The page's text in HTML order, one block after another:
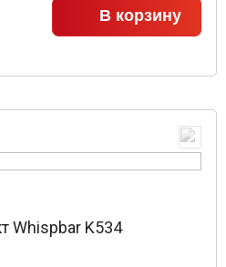
В корзину
Whispbar K534